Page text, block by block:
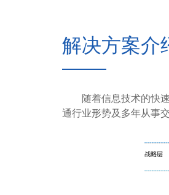
解决方案介
随着信息技术的快速
通行业形势及多年从事